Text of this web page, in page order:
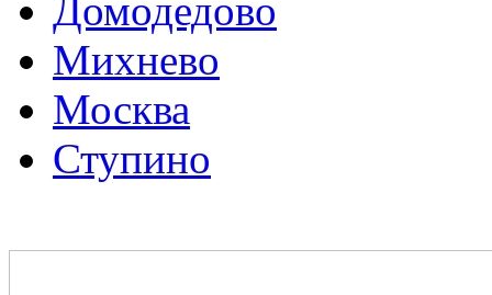
Домодедово
Михнево
Москва
Ступино